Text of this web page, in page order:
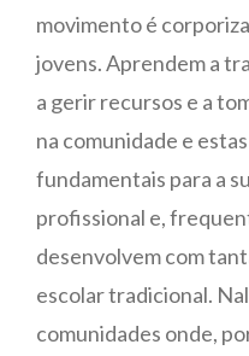
movimento é
jovens. Aprendem a
a gerir recursos e a
na comunidade e
fundamentais para a
profissional e,
desenvolvem com
escolar tradicional.
comunidades onde,